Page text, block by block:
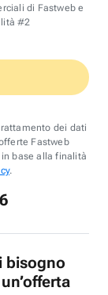
di Fastweb e
#2
dei dati
Fastweb
base alla finalità
.
bisogno